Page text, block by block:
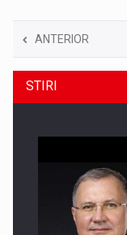
ANTERIOR
STIRI